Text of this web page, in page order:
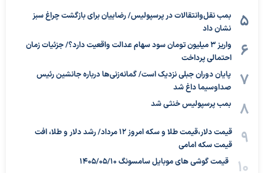
بمب نقل‌وانتقالات در پرسپولیس/ رضاییان برای بازگشت چراغ سبز
نشان داد
واریز ۳ میلیون تومان سود سهام عدالت واقعیت دارد؟/ جزئیات زمان
احتمالی پرداخت
پایان دوران جبلی نزدیک است/ گمانه‌زنی‌ها درباره جانشین رئیس
صداوسیما داغ شد
بمب پرسپولیس خنثی شد
قیمت دلار،قیمت طلا و سکه امروز ۱۲ مرداد/ رشد دلار و طلا، افت
قیمت سکه امامی
قیمت گوشی های موبایل سامسونگ 1405/05/10